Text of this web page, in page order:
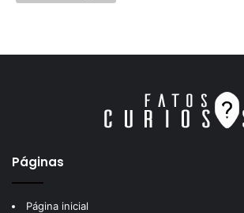
Páginas
Página inicial